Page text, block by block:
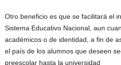
Otro beneficio es que se facilitará el
Sistema Educativo Nacional, aun
académicos o de identidad, a fin de
el país de los alumnos que deseen
preescolar hasta la universidad